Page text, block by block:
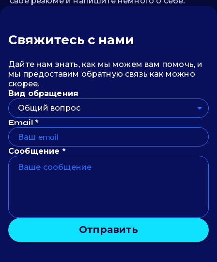
Свяжитесь с нами
Дайте нам знать, как мы можем вам помочь, и
мы предоставим обратную связь как можно
скорее.
Вид обращения
Общий вопрос
Email *
Сообщение *
Отправить